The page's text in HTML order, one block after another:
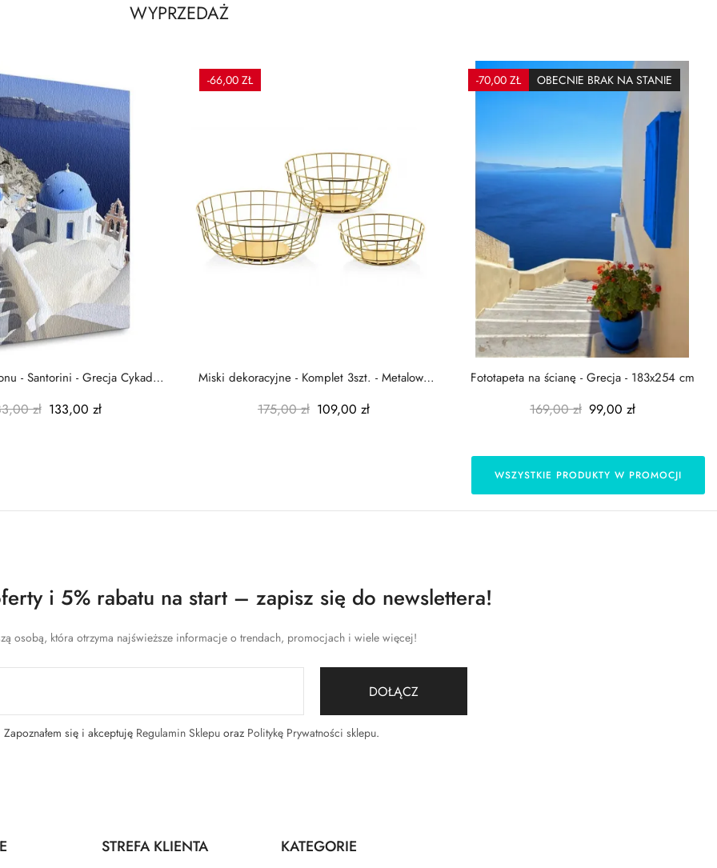
WYPRZEDAŻ
- Santorini - Grecja Cykady
zł 133,00 zł
-66,00 ZŁ
Miski dekoracyjne - Komplet 3szt. - Metalowe
175,00 zł 109,00 zł
-70,00 ZŁ OBECNIE BRAK NA STANIE
Fototapeta na ścianę - Grecja - 183x254 cm
169,00 zł 99,00 zł
WSZYSTKIE PRODUKTY W PROMOCJI
i 5% rabatu na start – zapisz się do newslettera!
osobą, która otrzyma najświeższe informacje o trendach, promocjach i wiele więcej!
DOŁĄCZ
Zapoznałem się i akceptuję Regulamin Sklepuoraz Politykę Prywatności sklepu.
STREFA KLIENTA KATEGORIE